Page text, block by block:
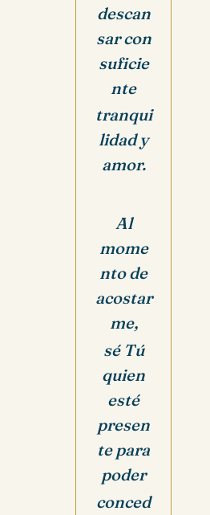
descan
sar con
suficie
nte
tranqui
lidad y
amor.
Al
mome
nto de
acostar
me,
sé Tú
quien
esté
presen
te para
poder
conced